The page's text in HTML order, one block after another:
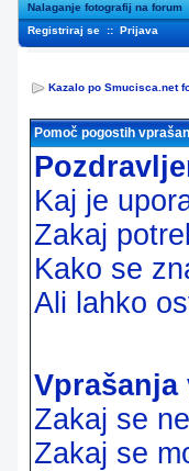
Nalaganje fotografij na forum
Registriraj se :: Prijava
Kazalo po Smucisca.net
Pomoč pogostih
Kaj je
Zakaj
Kako se
Ali lahko
Zakaj se
Zakaj se